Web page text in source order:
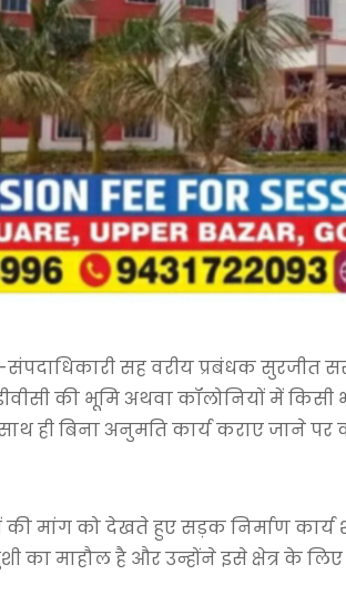
सह वरीय प्रबंधक सुरजीत
की भूमि अथवा कॉलोनियों में किसी
ही बिना अनुमति कार्य कराए जाने पर
मांग को देखते हुए सड़क निर्माण कार्य
का माहौल है और उन्होंने इसे क्षेत्र के लिए